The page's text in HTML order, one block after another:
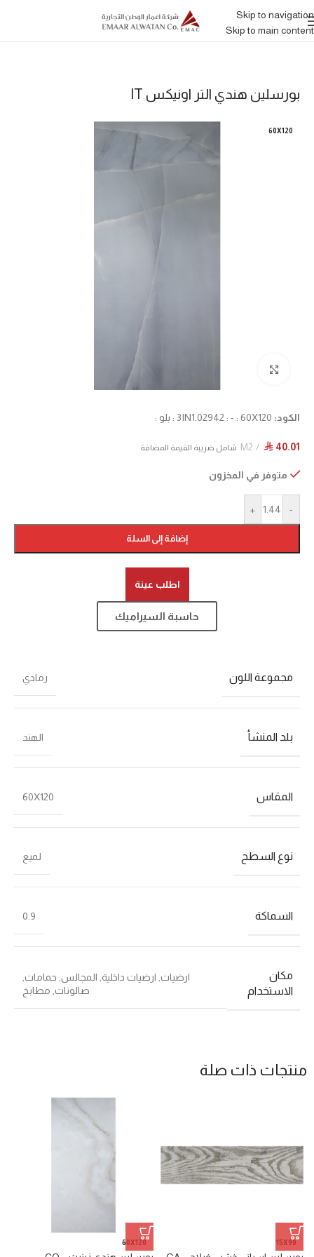
Skip to navigation
Skip to main content
بورسلين هندي التر اونيكس IT
60X120
الكود: 3IN1.02942 : - : 60X120 : بلو :
⃁ 40.01
M2 شامل ضريبة القيمة المضافة
متوفر في المخزون
-
+
إضافة إلى السلة
اطلب عينة
حاسبة السيراميك
مجموعة اللون رمادي
بلد المنشأ الهند
المقاس 60X120
نوع السطح لميع
السماكة 0.9
مكان
الاستخدام
ارضيات ارضيات داخلية المجالس حمامات
صالونات مطابخ
منتجات ذات صلة
15X90
60X120